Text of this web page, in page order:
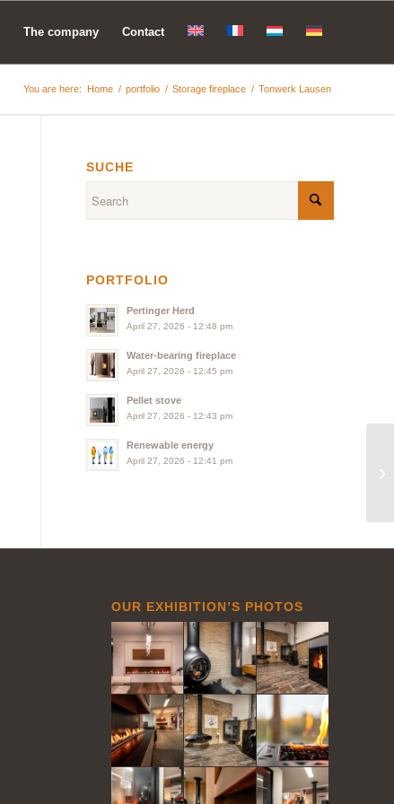
The company Contact
You are here: Home / portfolio / Storage fireplace / Tonwerk Lausen
SUCHE
PORTFOLIO
Pertinger Herd
April 27, 2026 - 12:48 pm
Water-bearing fireplace
April 27, 2026 - 12:45 pm
Pellet stove
April 27, 2026 - 12:43 pm
Renewable energy
April 27, 2026 - 12:41 pm
OUR EXHIBITION’S PHOTOS